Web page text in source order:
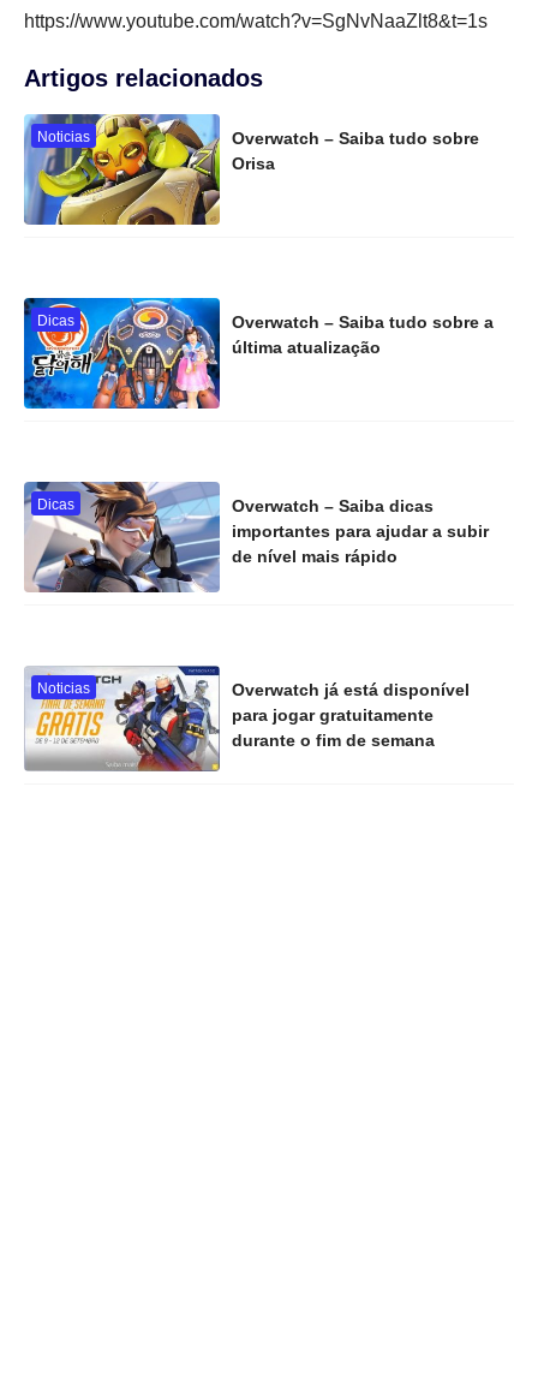
https://www.youtube.com/watch?v=SgNvNaaZlt8&t=1s
Artigos relacionados
Noticias
Overwatch – Saiba tudo sobre
Orisa
Dicas
Overwatch – Saiba tudo sobre a
última atualização
Dicas
Overwatch – Saiba dicas
importantes para ajudar a subir
de nível mais rápido
Noticias
Overwatch já está disponível
para jogar gratuitamente
durante o fim de semana